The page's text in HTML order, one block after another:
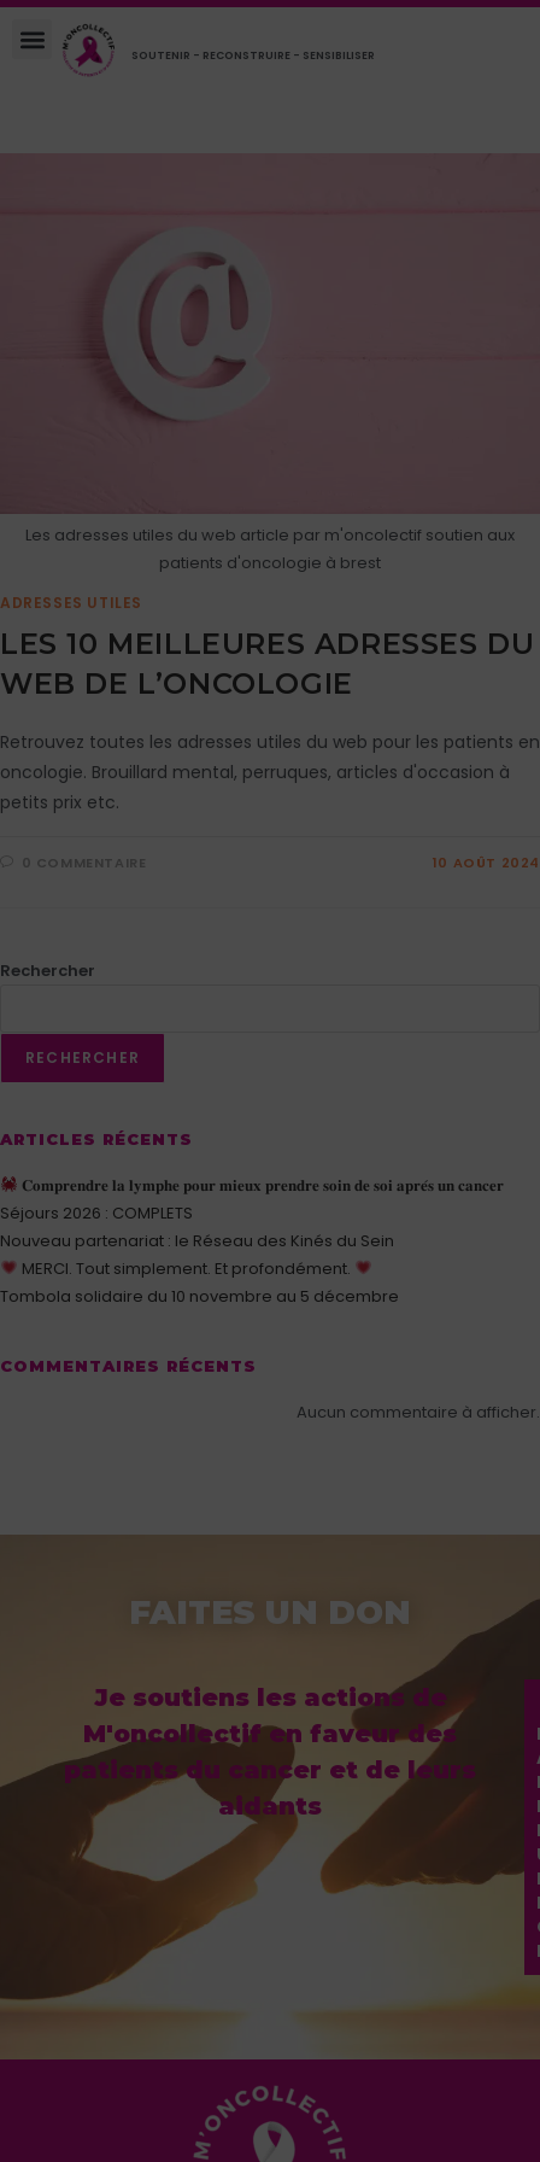
SOUTENIR - RECONSTRUIRE - SENSIBILISER
Les adresses utiles du web article par m'oncolectif soutien aux
patients d'oncologie à brest
ADRESSES UTILES
LES 10 MEILLEURES ADRESSES DU
WEB DE L’ONCOLOGIE
Retrouvez toutes les adresses utiles du web pour les patients en
oncologie. Brouillard mental, perruques, articles d'occasion à
petits prix etc.
0 COMMENTAIRE 10 AOÛT 2024
Rechercher
RECHERCHER
ARTICLES RÉCENTS
𝐂𝐨𝐦𝐩𝐫𝐞𝐧𝐝𝐫𝐞 𝐥𝐚 𝐥𝐲𝐦𝐩𝐡𝐞 𝐩𝐨𝐮𝐫 𝐦𝐢𝐞𝐮𝐱 𝐩𝐫𝐞𝐧𝐝𝐫𝐞 𝐬𝐨𝐢𝐧 𝐝𝐞 𝐬𝐨𝐢 𝐚𝐩𝐫𝐞́𝐬 𝐮𝐧 𝐜𝐚𝐧𝐜𝐞𝐫
Séjours 2026 : COMPLETS
Nouveau partenariat : le Réseau des Kinés du Sein
MERCI. Tout simplement. Et profondément.
Tombola solidaire du 10 novembre au 5 décembre
COMMENTAIRES RÉCENTS
Aucun commentaire à afficher.
FAITES UN DON
Je soutiens les actions de
M'oncollectif en faveur des
patients du cancer et de leurs
aidants
I